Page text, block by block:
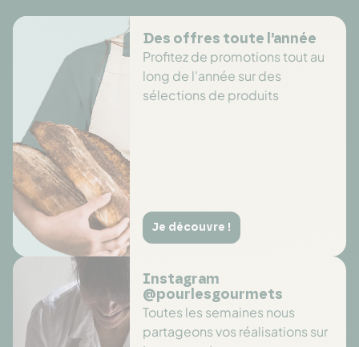
Des offres toute l’année
Profitez de promotions tout au
long de l'année sur des
sélections de produits
Je découvre !
Instagram
@pourlesgourmets
Toutes les semaines nous
partageons vos réalisations sur